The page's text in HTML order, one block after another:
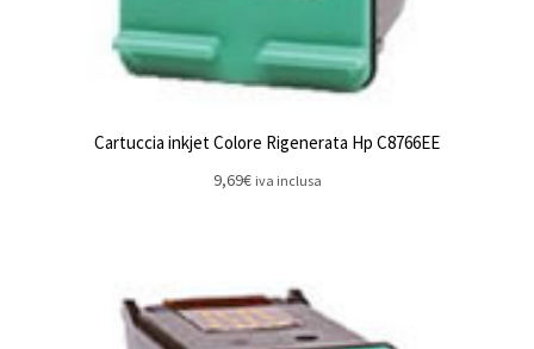
Cartuccia inkjet Colore Rigenerata Hp C8766EE
9,69€ iva inclusa